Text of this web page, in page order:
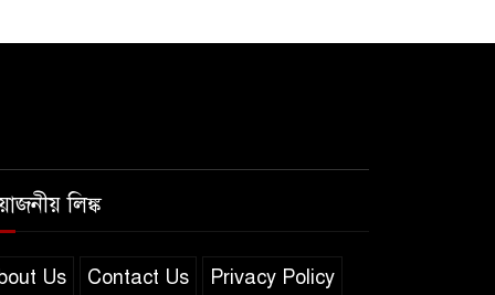
লিঙ্ক
Us Contact Us Privacy Policy